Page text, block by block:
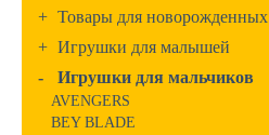
+ Товары для новорожденных
+ Игрушки для малышей
-
Игрушки для мальчиков
AVENGERS
BEY BLADE